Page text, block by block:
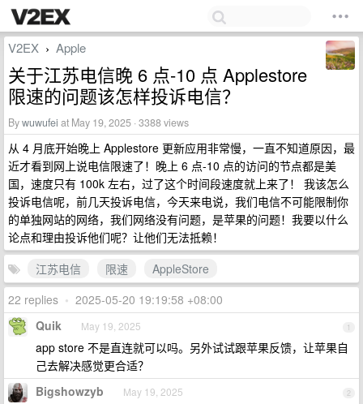
V2EX › Apple
关于江苏电信晚 6 点-10 点 Applestore
限速的问题该怎样投诉电信？
Bywuwufei at May 19, 2025 · 3388 views
从 4 月底开始晚上 Applestore 更新应用非常慢，一直不知道原因，最
近才看到网上说电信限速了！晚上 6 点-10 点的访问的节点都是美
国，速度只有 100k 左右，过了这个时间段速度就上来了！ 我该怎么
投诉电信呢，前几天投诉电信，今天来电说，我们电信不可能限制你
的单独网站的网络，我们网络没有问题，是苹果的问题！我要以什么
论点和理由投诉他们呢？让他们无法抵赖！
江苏电信
限速
AppleStore
22 replies • 2025-05-20 19:19:58 +08:00
1
Quik May 19, 2025
app store 不是直连就可以吗。另外试试跟苹果反馈，让苹果自
己去解决感觉更合适？
2
Bigshowzyb May 19, 2025